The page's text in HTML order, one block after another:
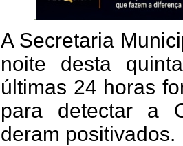
A Secretaria
noite desta
últimas 24 horas
para detectar a
deram positivados.